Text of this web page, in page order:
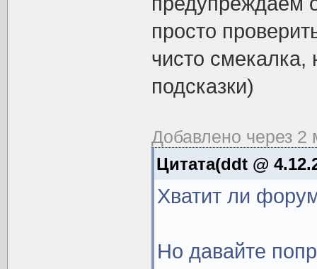
просто
чисто смекалка,
подсказки)
Добавлено через 2
Цитата(ddt @
Хватит ли
Но давайте